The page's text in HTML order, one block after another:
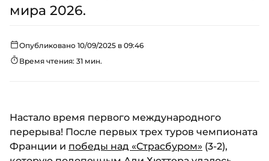
мира 2026.
Опубликовано 10/09/2025 в 09:46
Время чтения: 31 мин.
Настало время первого международного
перерыва! После первых трех туров чемпионата
Франции и победы над «Страсбуром» (3-2),